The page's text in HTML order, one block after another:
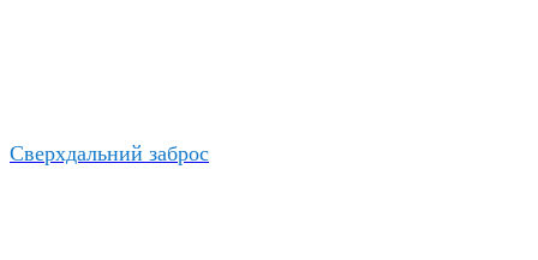
Сверхдальний заброс